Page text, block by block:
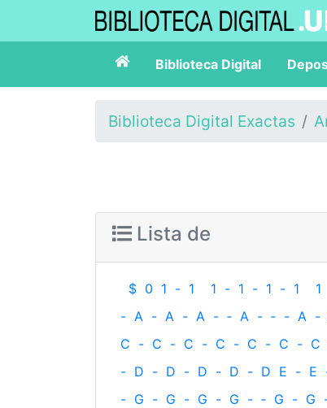
Biblioteca Digital
Biblioteca Digital Exactas
Lista de
$ 0 1 - 1 1 - 1 - 1 - 1 1
- A - A - A - ‐ A - ‐ - A -
C - C - C - C - C - C - C
- D - D - D - D - D E - E
- G - G - G - G - ‐ G - G